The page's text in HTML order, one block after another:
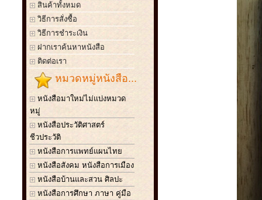
สินค้าทั้งหมด
วิธีการสั่งซื้อ
วิธีการชำระเงิน
ฝากเราค้นหาหนังสือ
ติดต่อเรา
หมวดหมู่หนังสือ...
หนังสือมาใหม่ไม่แบ่งหมวด
หมู่
หนังสือประวัติศาสตร์
ชีวประวัติ
หนังสือการแพทย์แผนไทย
หนังสือสังคม หนังสือการเมือง
หนังสือบ้านและสวน ศิลปะ
หนังสือการศึกษา ภาษา คู่มือ